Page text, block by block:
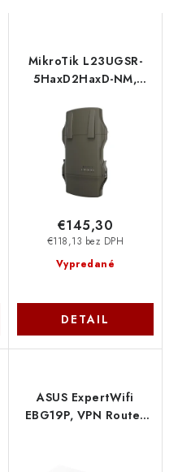
MikroTik L23UGSR-
5HaxD2HaxD-NM,
Vypredané
€118,13 bez DPH
€145,30
DETAIL
ASUS ExpertWifi
EBG19P, VPN Router